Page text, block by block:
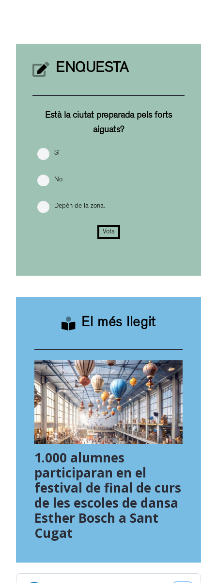
ENQUESTA
Està la ciutat preparada pels forts
aiguats?
Sí
No
Depèn de la zona.
Vota
El més llegit
1.000 alumnes
participaran en el
festival de final de curs
de les escoles de dansa
Esther Bosch a Sant
Cugat